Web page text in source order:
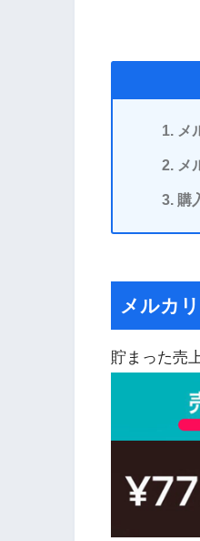
メ
メ
購
メルカ
貯まった売